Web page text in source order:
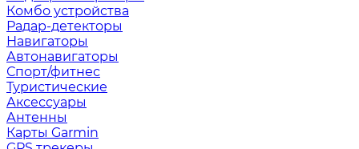
Комбо устройства
Радар-детекторы
Навигаторы
Автонавигаторы
Спорт/фитнес
Туристические
Аксессуары
Антенны
Карты Garmin